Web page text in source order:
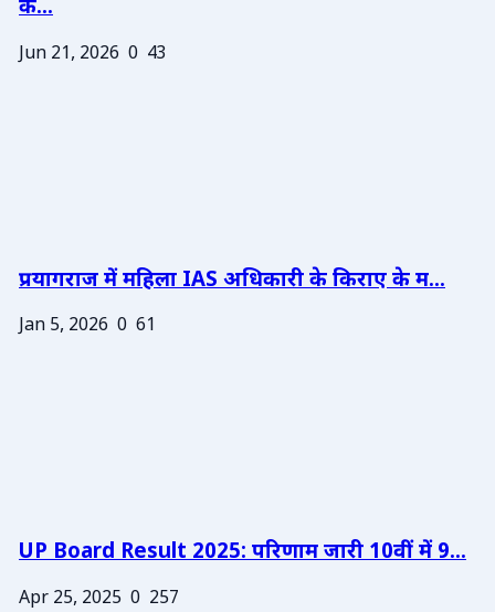
के...
Jun 21, 2026 0 43
प्रयागराज में महिला IAS अधिकारी के किराए के म...
Jan 5, 2026 0 61
UP Board Result 2025: परिणाम जारी 10वीं में 9...
Apr 25, 2025 0 257